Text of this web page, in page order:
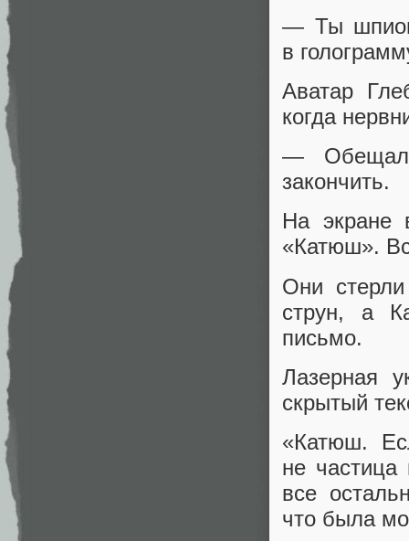
— Ты
в
Аватар
когда
— Обещал
закончить.
На экране
«Катюш».
Они
струн, а
письмо.
Лазерная
скрытый
«Катюш.
не частица
все
что была